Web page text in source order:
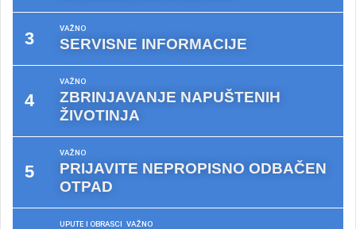
VAŽNO
SERVISNE INFORMACIJE
VAŽNO
ZBRINJAVANJE NAPUŠTENIH
ŽIVOTINJA
VAŽNO
PRIJAVITE NEPROPISNO ODBAČEN
OTPAD
UPUTE I OBRASCI VAŽNO